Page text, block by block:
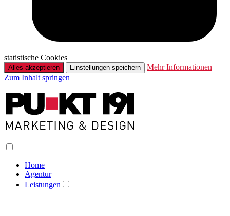
statistische Cookies
Alles akzeptieren Einstellungen speichern
Mehr Informationen
Zum Inhalt springen
Home
Agentur
Leistungen